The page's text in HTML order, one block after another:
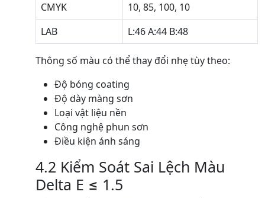
CMYK
10, 85, 100, 10
LAB
L:46 A:44 B:48
Thông số màu có thể thay đổi nhẹ tùy theo:
Độ bóng coating
Độ dày màng sơn
Loại vật liệu nền
Công nghệ phun sơn
Điều kiện ánh sáng
4.2 Kiểm Soát Sai Lệch Màu
Delta E ≤ 1.5